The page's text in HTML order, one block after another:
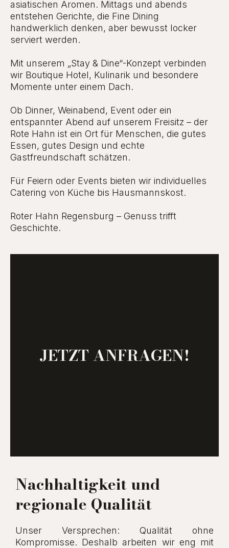
asiatischen Aromen. Mittags und abends
entstehen Gerichte, die Fine Dining
handwerklich denken, aber bewusst locker
serviert werden.
Mit unserem „Stay & Dine“-Konzept verbinden
wir Boutique Hotel, Kulinarik und besondere
Momente unter einem Dach.
Ob Dinner, Weinabend, Event oder ein
entspannter Abend auf unserem Freisitz – der
Rote Hahn ist ein Ort für Menschen, die gutes
Essen, gutes Design und echte
Gastfreundschaft schätzen.
Für Feiern oder Events bieten wir individuelles
Catering von Küche bis Hausmannskost.
Roter Hahn Regensburg – Genuss trifft
Geschichte.
JETZT ANFRAGEN!
Nachhaltigkeit und
regionale Qualität
Unser Versprechen: Qualität ohne
Kompromisse. Deshalb arbeiten wir eng mit